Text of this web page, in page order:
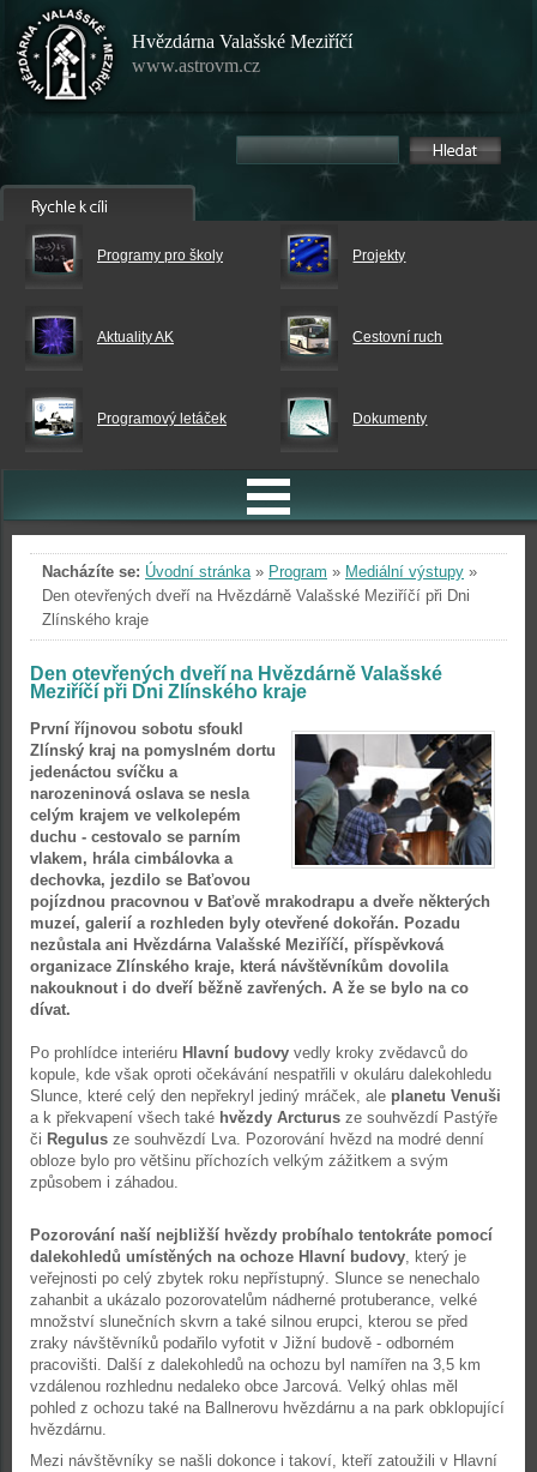
Hvězdárna Valašské Meziříčí
www.astrovm.cz
Programy pro školy Projekty
Aktuality AK Cestovní ruch
Programový letáček Dokumenty
Nacházíte se: Úvodní stránka» Program » Mediální výstupy »
Den otevřených dveří na Hvězdárně Valašské Meziříčí při Dni
Zlínského kraje
Den otevřených dveří na Hvězdárně Valašské
Meziříčí při Dni Zlínského kraje
První říjnovou sobotu sfoukl
Zlínský kraj na pomyslném dortu
jedenáctou svíčku a
narozeninová oslava se nesla
celým krajem ve velkolepém
duchu - cestovalo se parním
vlakem, hrála cimbálovka a
dechovka, jezdilo se Baťovou
pojízdnou pracovnou v Baťově mrakodrapu a dveře některých
muzeí, galerií a rozhleden byly otevřené dokořán. Pozadu
nezůstala ani Hvězdárna Valašské Meziříčí, příspěvková
organizace Zlínského kraje, která návštěvníkům dovolila
nakouknout i do dveří běžně zavřených. A že se bylo na co
dívat.
Po prohlídce interiéru Hlavní budovy vedly kroky zvědavců do
kopule, kde však oproti očekávání nespatřili v okuláru dalekohledu
Slunce, které celý den nepřekryl jediný mráček, ale planetu Venuši
a k překvapení všech také hvězdy Arcturus ze souhvězdí Pastýře
či Regulus ze souhvězdí Lva. Pozorování hvězd na modré denní
obloze bylo pro většinu příchozích velkým zážitkem a svým
způsobem i záhadou.
Pozorování naší nejbližší hvězdy probíhalo tentokráte pomocí
dalekohledů umístěných na ochoze Hlavní budovy, který je
veřejnosti po celý zbytek roku nepřístupný. Slunce se nenechalo
zahanbit a ukázalo pozorovatelům nádherné protuberance, velké
množství slunečních skvrn a také silnou erupci, kterou se před
zraky návštěvníků podařilo vyfotit v Jižní budově - odborném
pracovišti. Další z dalekohledů na ochozu byl namířen na 3,5 km
vzdálenou rozhlednu nedaleko obce Jarcová. Velký ohlas měl
pohled z ochozu také na Ballnerovu hvězdárnu a na park obklopující
hvězdárnu.
Mezi návštěvníky se našli dokonce i takoví, kteří zatoužili v Hlavní